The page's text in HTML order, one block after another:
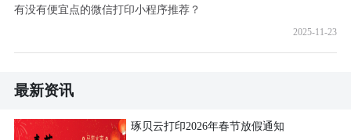
有没有便宜点的微信打印小程序推荐？
2025-11-23
最新资讯
琢贝云打印2026年春节放假通知